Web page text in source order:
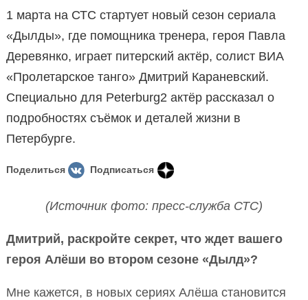
1 марта на СТС стартует новый сезон сериала
«Дылды», где помощника тренера, героя Павла
Деревянко, играет питерский актёр, солист ВИА
«Пролетарское танго» Дмитрий Караневский.
Специально для Peterburg2 актёр рассказал о
подробностях съёмок и деталей жизни в
Петербурге.
Поделиться Подписаться
(Источник фото: пресс-служба СТС)
Дмитрий, раскройте секрет, что ждет вашего
героя Алёши во втором сезоне «Дылд»?
Мне кажется, в новых сериях Алёша становится